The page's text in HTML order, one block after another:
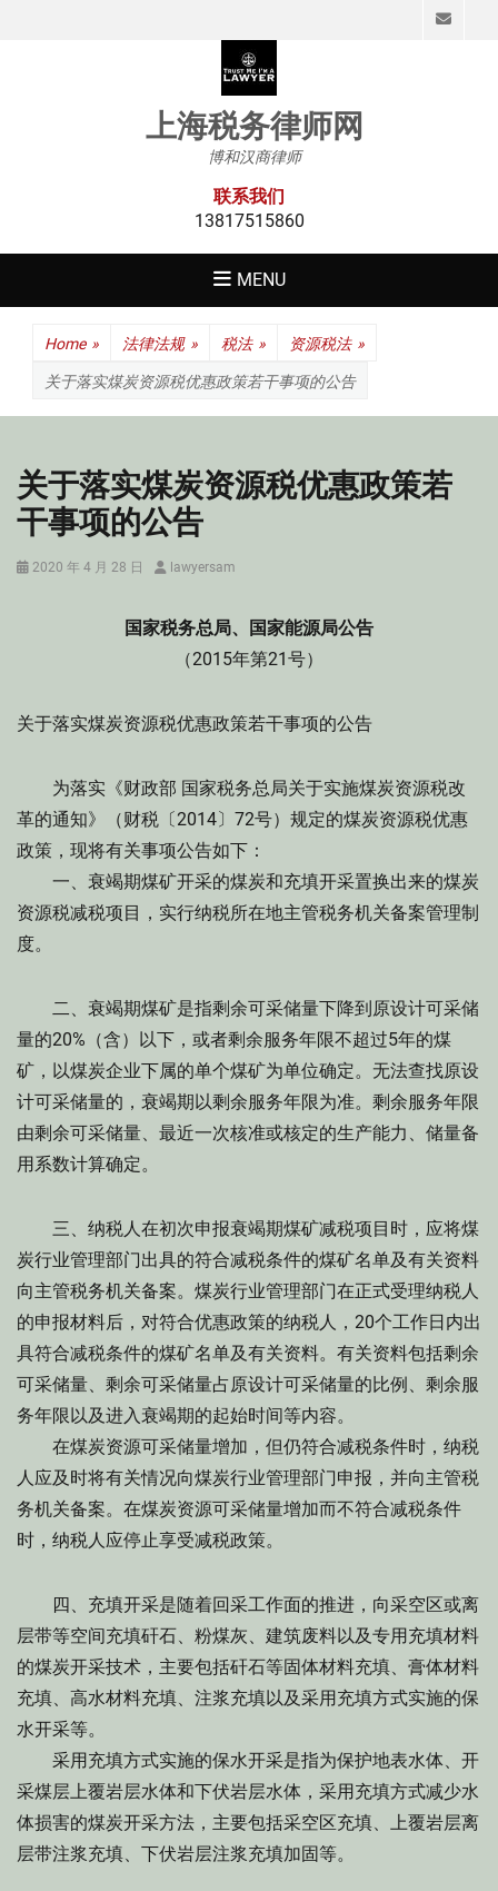
上海税务律师网
博和汉商律师
联系我们
13817515860
MENU
Home » 法律法规 » 税法 » 资源税法 »
关于落实煤炭资源税优惠政策若干事项的公告
关于落实煤炭资源税优惠政策若
干事项的公告
Posted
2020 年 4 月 28 日 Authorlawyersam
国家税务总局、国家能源局公告
（2015年第21号）
关于落实煤炭资源税优惠政策若干事项的公告
为落实《财政部 国家税务总局关于实施煤炭资源税改
革的通知》（财税〔2014〕72号）规定的煤炭资源税优惠
政策，现将有关事项公告如下：
一、衰竭期煤矿开采的煤炭和充填开采置换出来的煤炭
资源税减税项目，实行纳税所在地主管税务机关备案管理制
度。
二、衰竭期煤矿是指剩余可采储量下降到原设计可采储
量的20%（含）以下，或者剩余服务年限不超过5年的煤
矿，以煤炭企业下属的单个煤矿为单位确定。无法查找原设
计可采储量的，衰竭期以剩余服务年限为准。剩余服务年限
由剩余可采储量、最近一次核准或核定的生产能力、储量备
用系数计算确定。
三、纳税人在初次申报衰竭期煤矿减税项目时，应将煤
炭行业管理部门出具的符合减税条件的煤矿名单及有关资料
向主管税务机关备案。煤炭行业管理部门在正式受理纳税人
的申报材料后，对符合优惠政策的纳税人，20个工作日内出
具符合减税条件的煤矿名单及有关资料。有关资料包括剩余
可采储量、剩余可采储量占原设计可采储量的比例、剩余服
务年限以及进入衰竭期的起始时间等内容。
在煤炭资源可采储量增加，但仍符合减税条件时，纳税
人应及时将有关情况向煤炭行业管理部门申报，并向主管税
务机关备案。在煤炭资源可采储量增加而不符合减税条件
时，纳税人应停止享受减税政策。
四、充填开采是随着回采工作面的推进，向采空区或离
层带等空间充填矸石、粉煤灰、建筑废料以及专用充填材料
的煤炭开采技术，主要包括矸石等固体材料充填、膏体材料
充填、高水材料充填、注浆充填以及采用充填方式实施的保
水开采等。
采用充填方式实施的保水开采是指为保护地表水体、开
采煤层上覆岩层水体和下伏岩层水体，采用充填方式减少水
体损害的煤炭开采方法，主要包括采空区充填、上覆岩层离
层带注浆充填、下伏岩层注浆充填加固等。